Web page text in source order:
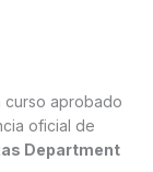
curso aprobado
oficial de
Department